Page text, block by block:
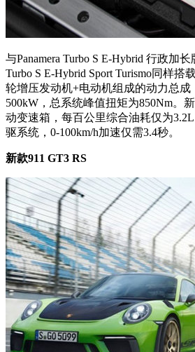
与Panamera Turbo S E-Hybrid 行政加长
Turbo S E-Hybrid Sport Turismo同样搭
轮增压发动机+电动机组成的动力总成
500kW，总系统峰值扭矩为850Nm。
动变速箱，每百公里综合油耗仅为
驱系统，0-100km/h加速仅需3.4秒。
新款911 GT3 RS